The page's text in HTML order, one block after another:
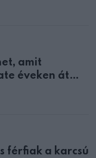
amit
éveken át
férfiak a karcsú